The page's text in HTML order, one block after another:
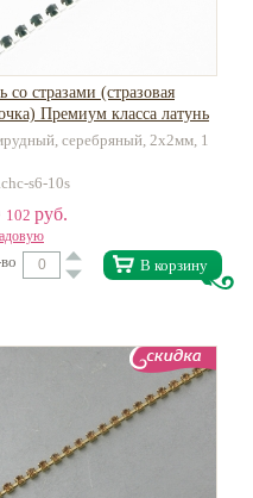
со стразами (стразовая
Премиум класса латунь
серебряный, 2х2мм, 1
s6-10s
102 руб.
В корзину